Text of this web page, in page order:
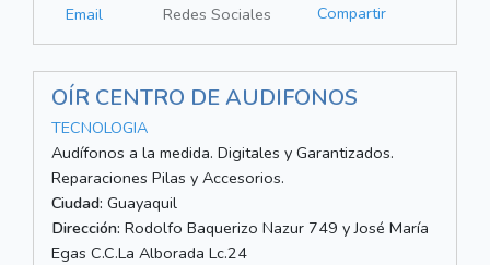
Email
Redes Sociales Compartir
OÍR CENTRO DE AUDIFONOS
TECNOLOGIA
Audífonos a la medida. Digitales y Garantizados.
Reparaciones Pilas y Accesorios.
Ciudad: Guayaquil
Dirección: Rodolfo Baquerizo Nazur 749 y José María
Egas C.C.La Alborada Lc.24